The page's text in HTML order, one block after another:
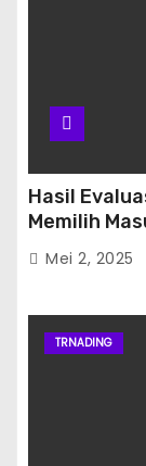
Hasil
Memilih
Banjarbaru
Mei 2, 2025
TRNADING